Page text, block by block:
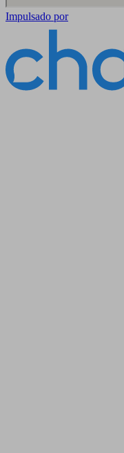
Impulsado por